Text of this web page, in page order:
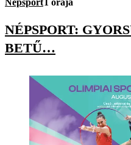
NÉPSPORT:
BETŰ…